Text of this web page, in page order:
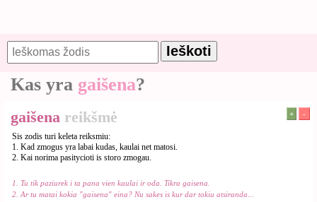
Kas yra gaišena?
gaišena reikšmė + -
Sis zodis turi keleta reiksmiu:
1. Kad zmogus yra labai kudas, kaulai net matosi.
2. Kai norima pasitycioti is storo zmogau.
1. Tu tik paziurek i ta pana vien kaulai ir oda. Tikra gaisena.
2. Ar tu matai kokia "gaisena" eina? Nu sakes is kur dar tokiu atsiranda...